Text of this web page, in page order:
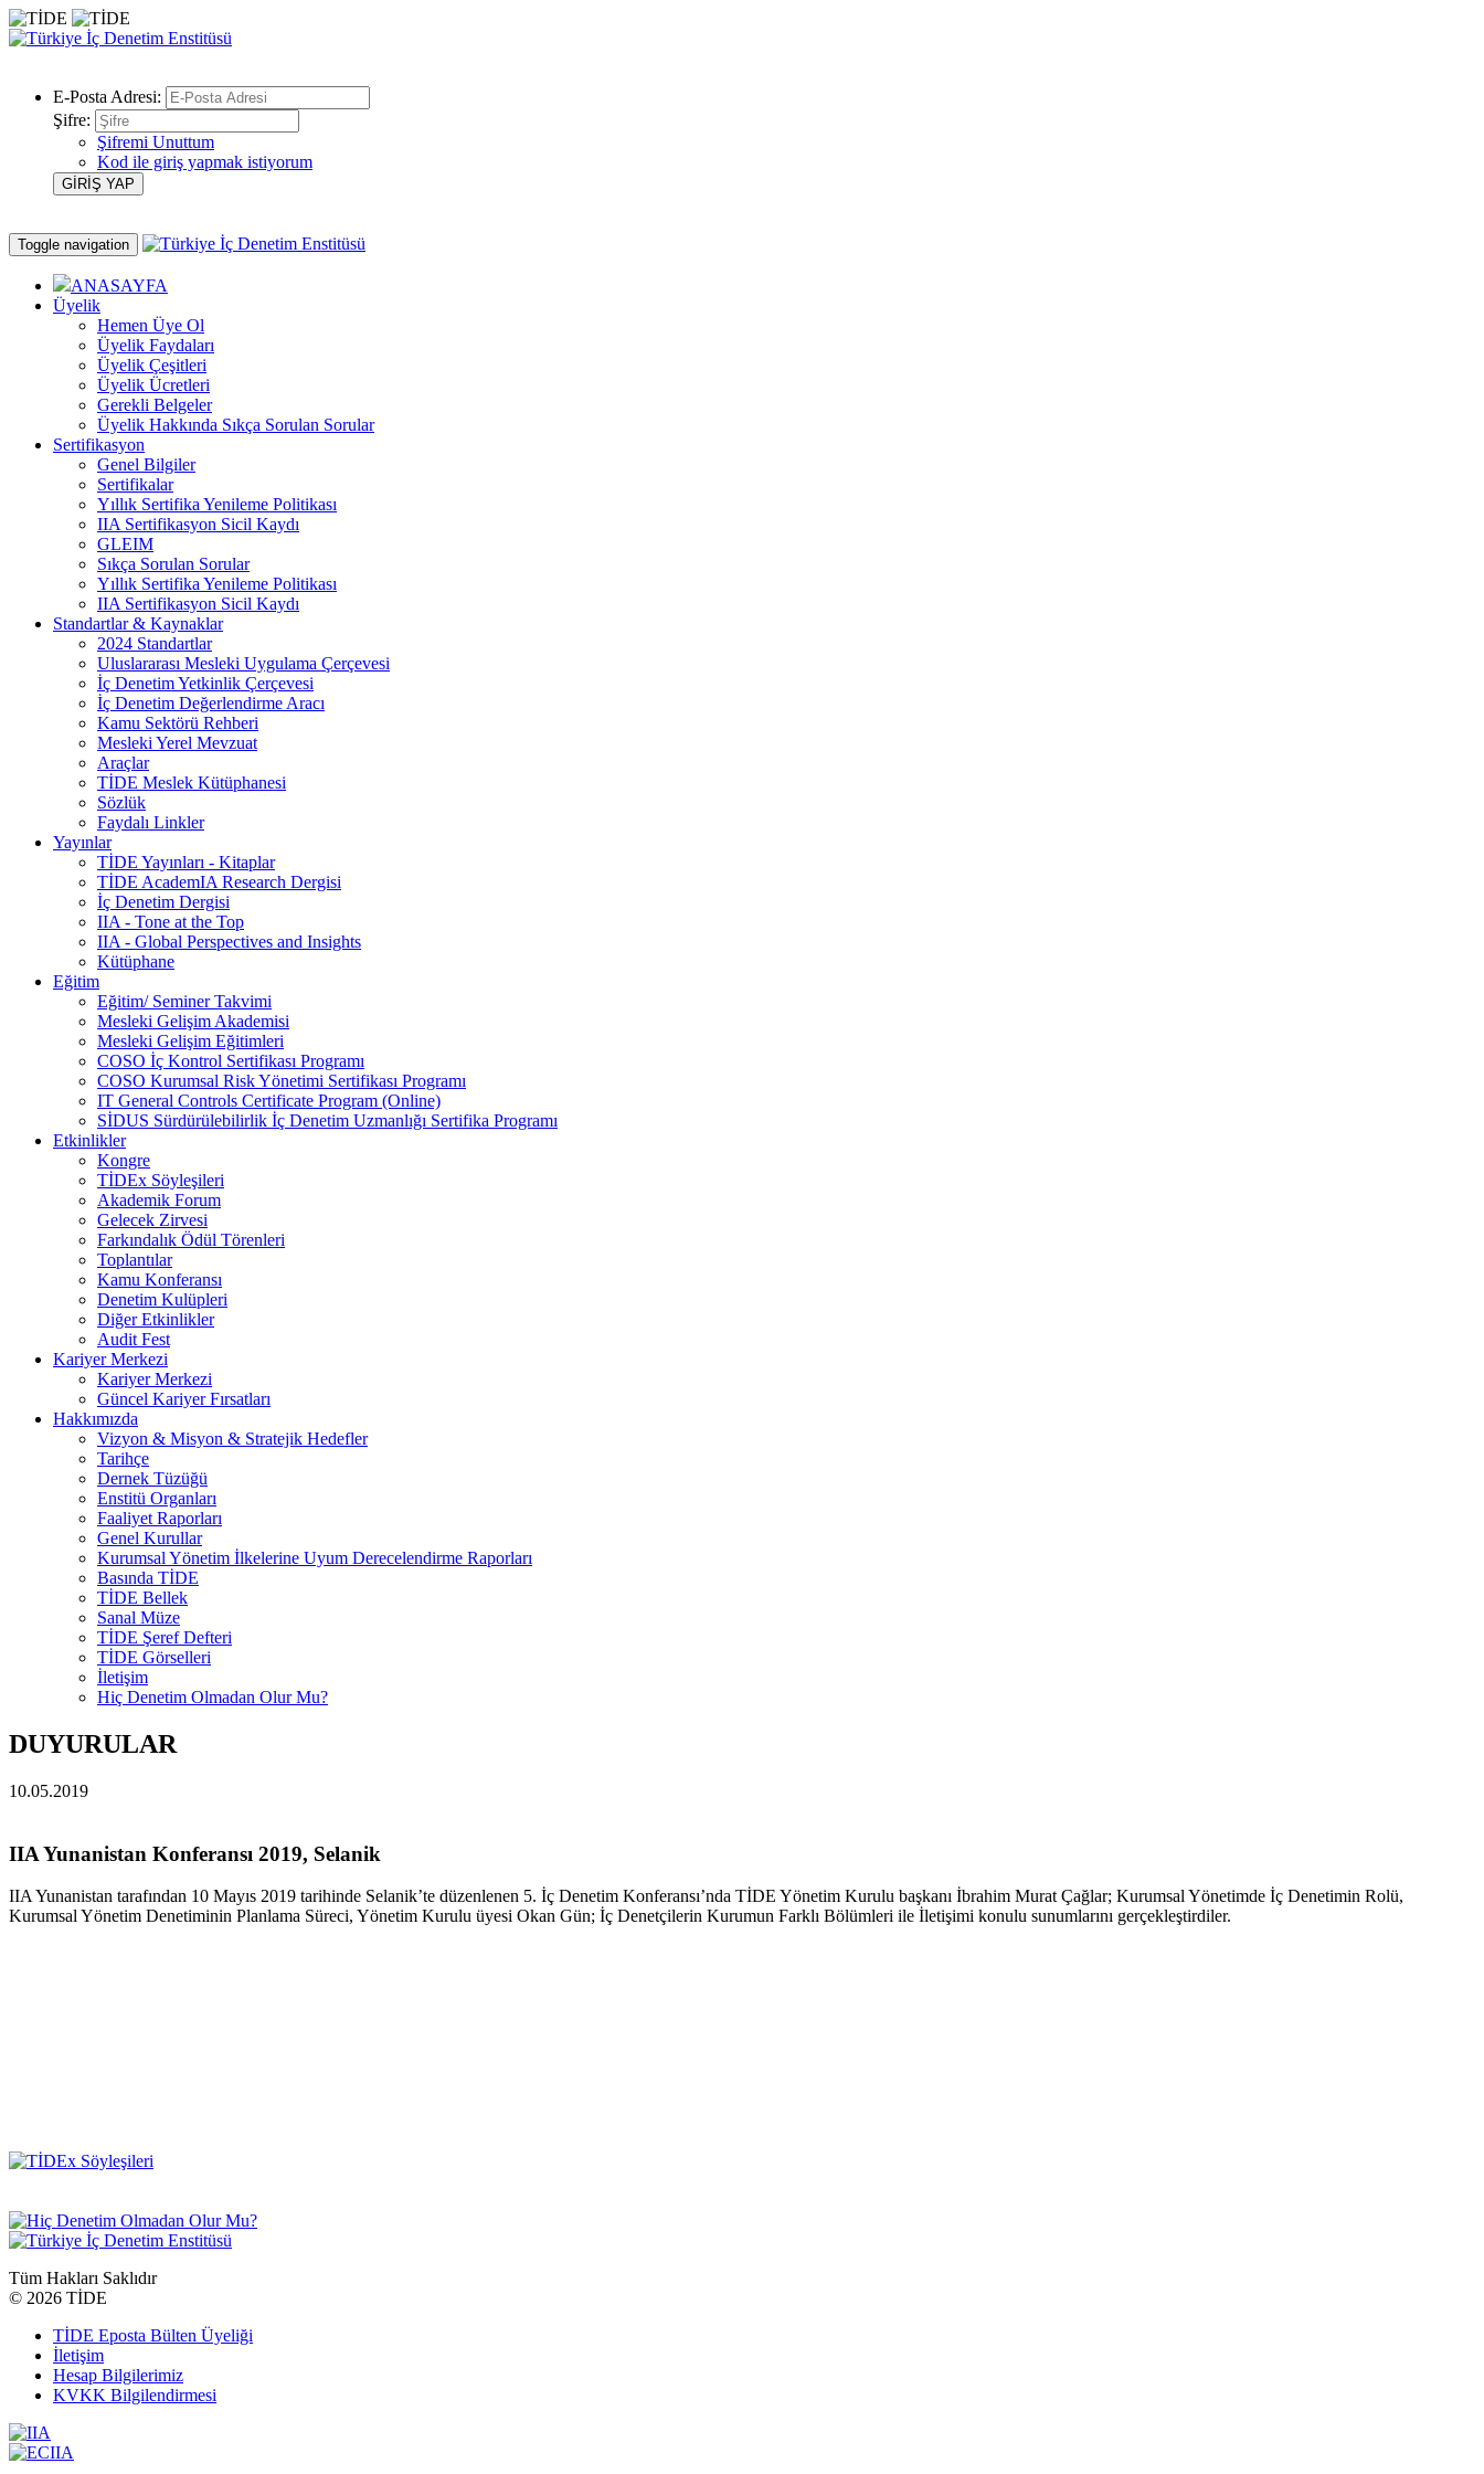
E-Posta Adresi:
Şifre:
Şifremi Unuttum
Kod ile giriş yapmak istiyorum
Toggle navigation
ANASAYFA
Üyelik
Hemen Üye Ol
Üyelik Faydaları
Üyelik Çeşitleri
Üyelik Ücretleri
Gerekli Belgeler
Üyelik Hakkında Sıkça Sorulan Sorular
Sertifikasyon
Genel Bilgiler
Sertifikalar
Yıllık Sertifika Yenileme Politikası
IIA Sertifikasyon Sicil Kaydı
GLEIM
Sıkça Sorulan Sorular
Yıllık Sertifika Yenileme Politikası
IIA Sertifikasyon Sicil Kaydı
Standartlar & Kaynaklar
2024 Standartlar
Uluslararası Mesleki Uygulama Çerçevesi
İç Denetim Yetkinlik Çerçevesi
İç Denetim Değerlendirme Aracı
Kamu Sektörü Rehberi
Mesleki Yerel Mevzuat
Araçlar
TİDE Meslek Kütüphanesi
Sözlük
Faydalı Linkler
Yayınlar
TİDE Yayınları - Kitaplar
TİDE AcademIA Research Dergisi
İç Denetim Dergisi
IIA - Tone at the Top
IIA - Global Perspectives and Insights
Kütüphane
Eğitim
Eğitim/ Seminer Takvimi
Mesleki Gelişim Akademisi
Mesleki Gelişim Eğitimleri
COSO İç Kontrol Sertifikası Programı
COSO Kurumsal Risk Yönetimi Sertifikası Programı
IT General Controls Certificate Program (Online)
SİDUS Sürdürülebilirlik İç Denetim Uzmanlığı Sertifika Programı
Etkinlikler
Kongre
TİDEx Söyleşileri
Akademik Forum
Gelecek Zirvesi
Farkındalık Ödül Törenleri
Toplantılar
Kamu Konferansı
Denetim Kulüpleri
Diğer Etkinlikler
Audit Fest
Kariyer Merkezi
Kariyer Merkezi
Güncel Kariyer Fırsatları
Hakkımızda
Vizyon & Misyon & Stratejik Hedefler
Tarihçe
Dernek Tüzüğü
Enstitü Organları
Faaliyet Raporları
Genel Kurullar
Kurumsal Yönetim İlkelerine Uyum Derecelendirme Raporları
Basında TİDE
TİDE Bellek
Sanal Müze
TİDE Şeref Defteri
TİDE Görselleri
İletişim
Hiç Denetim Olmadan Olur Mu?
DUYURULAR
10.05.2019
IIA Yunanistan Konferansı 2019, Selanik
IIA Yunanistan tarafından 10 Mayıs 2019 tarihinde Selanik’te düzenlenen 5. İç Denetim Konferansı’nda TİDE Yönetim Kurulu başkanı İbrahim Murat Çağlar; Kurumsal Yönetimde İç Denetimin Rolü,
Kurumsal Yönetim Denetiminin Planlama Süreci, Yönetim Kurulu üyesi Okan Gün; İç Denetçilerin Kurumun Farklı Bölümleri ile İletişimi konulu sunumlarını gerçekleştirdiler.
Tüm Hakları Saklıdır
© 2026 TİDE
TİDE Eposta Bülten Üyeliği
İletişim
Hesap Bilgilerimiz
KVKK Bilgilendirmesi